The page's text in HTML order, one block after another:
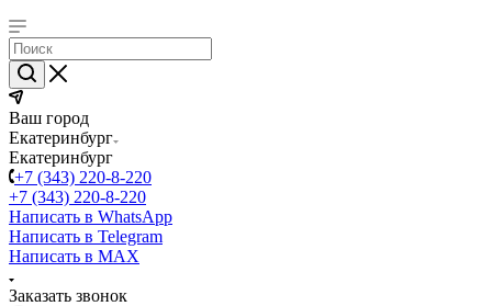
Ваш город
Екатеринбург
Екатеринбург
+7 (343) 220-8-220
+7 (343) 220-8-220
Написать в WhatsApp
Написать в Telegram
Написать в MAX
Заказать звонок